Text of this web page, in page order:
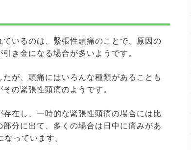
いるのは、緊張性頭痛のことで、原因の
き金になる場合が多いようです。
が、頭痛にはいろんな種類があることも
の緊張性頭痛のようです。
在し、一時的な緊張性頭痛の場合には比
分に出て、多くの場合は日中に痛みがあ
っています。